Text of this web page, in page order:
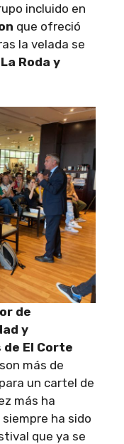
incluido en
que ofreció
la velada se
Roda y
de
y
El Corte
más de
un cartel de
más ha
ha sido
que ya se